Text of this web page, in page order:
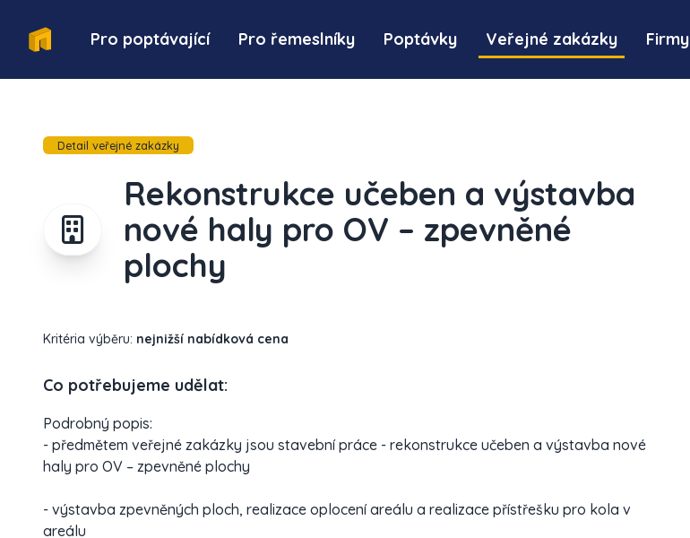
Pro poptávající Pro řemeslníky Poptávky Veřejné zakázky Firmy
Detail veřejné zakázky
Rekonstrukce učeben a výstavba
nové haly pro OV – zpevněné
plochy
Kritéria výběru: nejnižší nabídková cena
Co potřebujeme udělat:
Podrobný popis:
- předmětem veřejné zakázky jsou stavební práce - rekonstrukce učeben a výstavba nové
haly pro OV – zpevněné plochy
- výstavba zpevněných ploch, realizace oplocení areálu a realizace přístřešku pro kola v
areálu